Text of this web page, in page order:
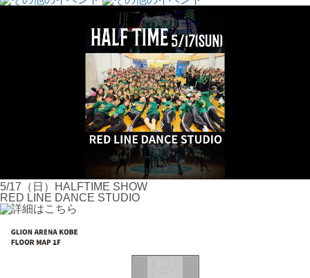
5/17（日）HALFTIME SHOW
RED LINE DANCE STUDIO